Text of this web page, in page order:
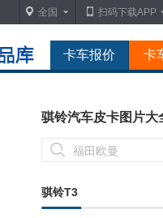
全国 扫码下载APP
卡车报价 卡
骐铃汽车皮卡图片大
骐铃T3